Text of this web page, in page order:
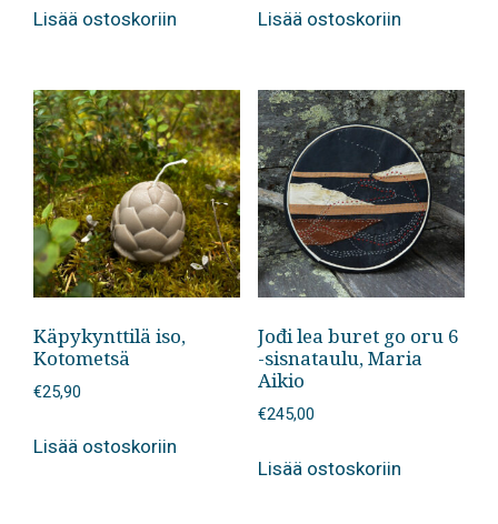
Lisää ostoskoriin Lisää ostoskoriin
Käpykynttilä iso,
Kotometsä
€25,90
Lisää ostoskoriin
Jođi lea buret go oru 6
-sisnataulu, Maria
Aikio
€245,00
Lisää ostoskoriin